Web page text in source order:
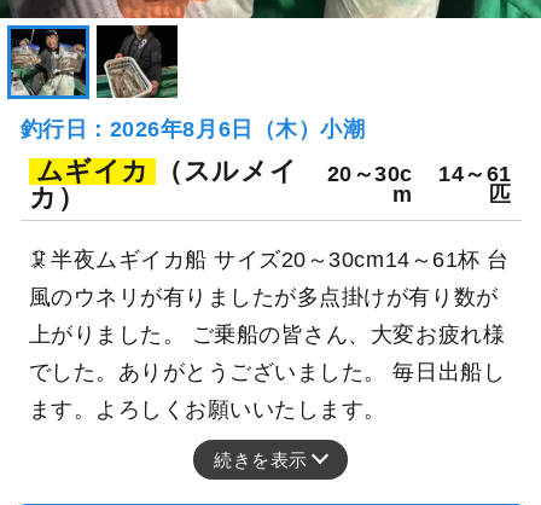
釣行日：2026年8月6日（木）小潮
ムギイカ
（スルメイ
カ）
20～30c
m
14～61
匹
🦑半夜ムギイカ船 サイズ20～30cm14～61杯 台
風のウネリが有りましたが多点掛けが有り数が
上がりました。 ご乗船の皆さん、大変お疲れ様
でした。ありがとうございました。 毎日出船し
ます。よろしくお願いいたします。
続きを表示